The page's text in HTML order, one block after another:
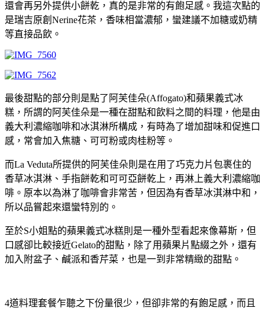
還會再另外提供小餅乾，真的是非常的有飽足感。我這次點的
是瑞吉原創Nerine花茶，香味相當濃郁，蠻建議不加糖或奶精
等直接品飲。
最後甜點的部分則是點了阿芙佳朵(Affogato)和蘋果義式冰
糕，所謂的阿芙佳朵是一種在甜點和飲料之間的料理，他是由
義大利濃縮咖啡和冰淇淋所構成，有時為了增加甜味和促進口
感，常會加入焦糖、可可粉或肉桂粉等。
而La Veduta所提供的阿芙佳朵則是在用了巧克力片包裹住的
香草冰淇淋、手指餅乾和可可亞餅乾上，再淋上義大利濃縮咖
啡。原本以為淋了咖啡會非常苦，但因為有香草冰淇淋中和，
所以品嘗起來還蠻特別的。
至於S小姐點的蘋果義式冰糕則是一種外型看起來像幕斯，但
口感卻比較接近Gelato的甜點，除了用蘋果片點綴之外，還有
加入附盆子、鹹派和香芹菜，也是一到非常精緻的甜點。
4道料理套餐乍聽之下份量很少，但卻非常的有飽足感，而且